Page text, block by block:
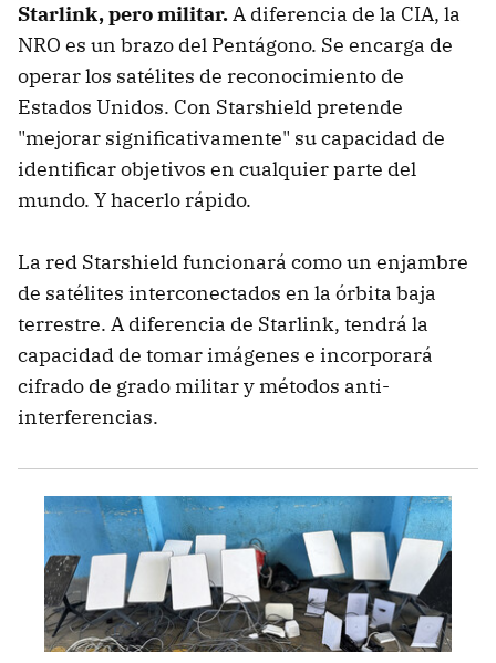
Starlink, pero militar.A diferencia de la CIA, la
NRO es un brazo del Pentágono. Se encarga de
operar los satélites de reconocimiento de
Estados Unidos. Con Starshield pretende
"mejorar significativamente" su capacidad de
identificar objetivos en cualquier parte del
mundo. Y hacerlo rápido.
La red Starshield funcionará como un enjambre
de satélites interconectados en la órbita baja
terrestre. A diferencia de Starlink, tendrá la
capacidad de tomar imágenes e incorporará
cifrado de grado militar y métodos anti-
interferencias.